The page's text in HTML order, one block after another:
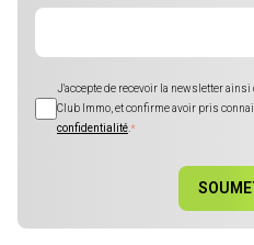
J'accepte de recevoir la newsletter
Club Immo, et confirme avoir pris
confidentialité*